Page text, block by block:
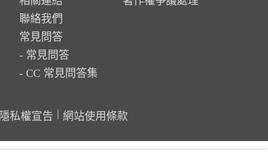
聯絡我們
常見問答
常見問答
CC 常見問答集
隱私權宣告 網站使用條款